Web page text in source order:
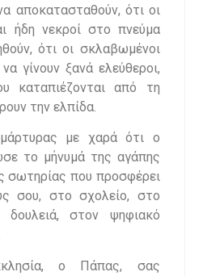
αποκατασταθούν, ότι οι
ήδη νεκροί στο πνεύμα
ότι οι σκλαβωμένοι
γίνουν ξανά ελεύθεροι,
καταπιέζονται από τη
την ελπίδα.
με χαρά ότι ο
το μήνυμά της αγάπης
σωτηρίας που προσφέρει
σου, στο σχολείο, στο
δουλειά, στον ψηφιακό
ο Πάπας, σας